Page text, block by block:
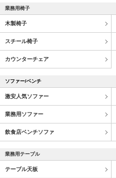
業務用椅子
木製椅子
スチール椅子
カウンターチェア
ソファー/ベンチ
激安人気ソファー
業務用ソファー
飲食店ベンチソファ
業務用テーブル
テーブル天板